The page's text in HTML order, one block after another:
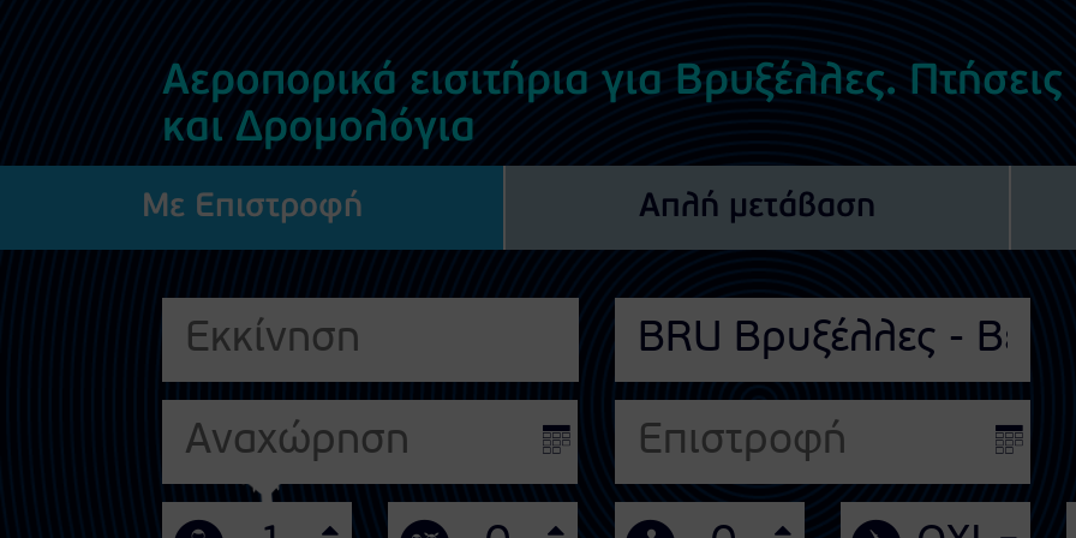
Αεροπορικά εισιτήρια για Βρυξέλλες. Πτήσεις
και Δρομολόγια
Με Επιστροφή Απλή μετάβαση